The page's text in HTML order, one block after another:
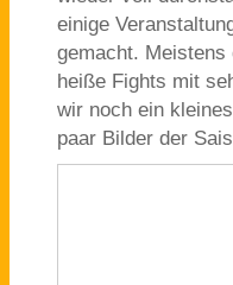
einige
gemacht.
heiße Fights mit
wir noch ein
paar Bilder der